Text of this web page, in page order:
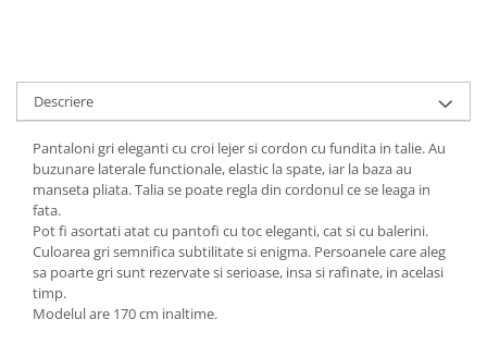
Descriere
Pantaloni gri eleganti cu croi lejer si cordon cu fundita in talie. Au
buzunare laterale functionale, elastic la spate, iar la baza au
manseta pliata. Talia se poate regla din cordonul ce se leaga in
fata.
Pot fi asortati atat cu pantofi cu toc eleganti, cat si cu balerini.
Culoarea gri semnifica subtilitate si enigma. Persoanele care aleg
sa poarte gri sunt rezervate si serioase, insa si rafinate, in acelasi
timp.
Modelul are 170 cm inaltime.